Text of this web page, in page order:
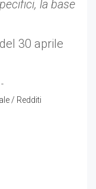
la base
30 aprile
-
/ Redditi